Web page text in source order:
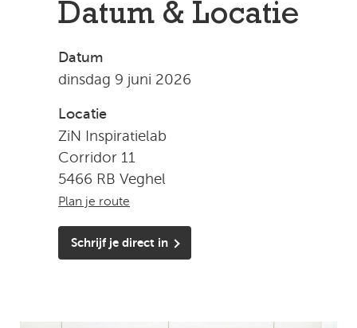
Datum & Locatie
Datum
dinsdag 9 juni 2026
Locatie
ZiN Inspiratielab
Corridor 11
5466 RB Veghel
Plan je route
Schrijf je direct in